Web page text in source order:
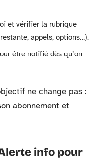
et vérifier la rubrique
appels, options…).
être notifié dès qu’on
ne change pas :
abonnement et
info pour